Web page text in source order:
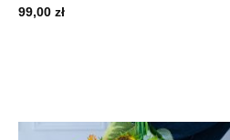
99,00 zł